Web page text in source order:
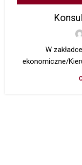
W
ekonomiczne/